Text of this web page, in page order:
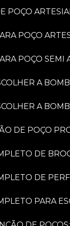
POÇO
POÇO
POÇO
A
A
DE POÇO
DE
DE
PARA